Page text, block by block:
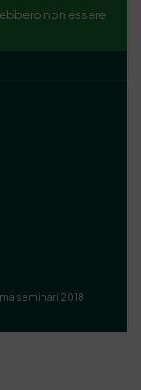
non essere
seminari 2018